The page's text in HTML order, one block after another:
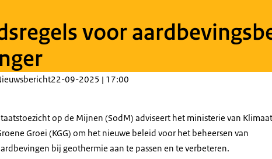
voor
22-09-2025 | 17:00
op de Mijnen (SodM) adviseert het ministerie van
Groei (KGG) om het nieuwe beleid voor het beheersen van
bij geothermie aan te passen en te verbeteren.